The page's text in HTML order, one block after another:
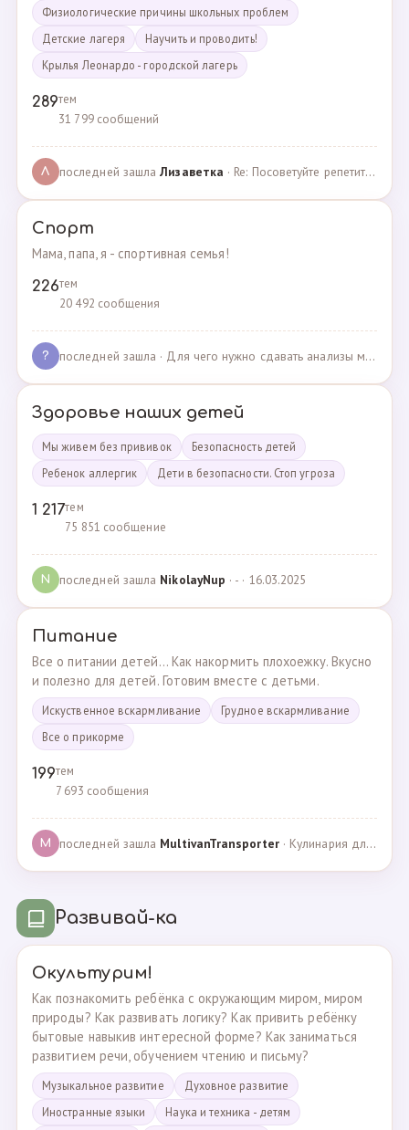
Физиологические причины школьных проблем
Детские лагеря
Научить и проводить!
Крылья Леонардо - городской лагерь
289тем
31 799 сообщений
Л последней зашлаЛизаветка · Re: Посоветуйте репетитора по английскому · 27.11.2024
Спорт
Мама, папа, я - спортивная семья!
226тем
20 492 сообщения
? последней зашла · Для чего нужно сдавать анализы мочи спортсменам? · 03.05.2025
Здоровье наших детей
Мы живем без прививок
Безопасность детей
Ребенок аллергик
Дети в безопасности. Стоп угроза
1 217тем
75 851 сообщение
N последней зашла NikolayNup · - · 16.03.2025
Питание
Все о питании детей... Как накормить плохоежку. Вкусно
и полезно для детей. Готовим вместе с детьми.
Искуственное вскармливание
Грудное вскармливание
Все о прикорме
199тем
7 693 сообщения
M последней зашла MultivanTransporter· Кулинария для более старших · 24.10.2024
Развивай-ка
Окультурим!
Как познакомить ребёнка с окружающим миром, миром
природы? Как развивать логику? Как привить ребёнку
бытовые навыкив интересной форме? Как заниматься
развитием речи, обучением чтению и письму?
Музыкальное развитие
Духовное развитие
Иностранные языки
Наука и техника - детям